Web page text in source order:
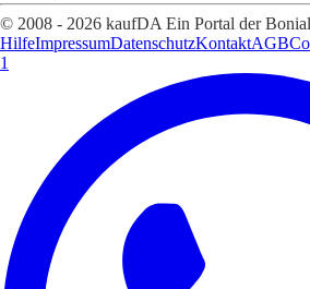
© 2008 - 2026 kaufDA Ein Portal der
HilfeImpressumDatenschutzKontaktAGB
1